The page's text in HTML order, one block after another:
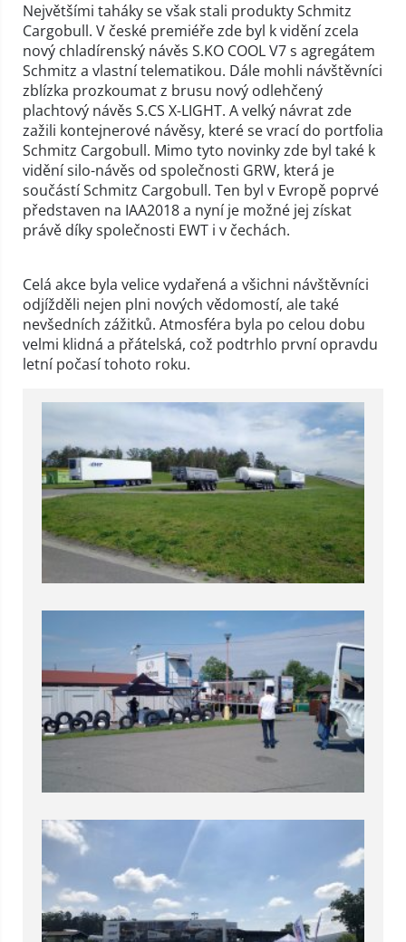
Největšími taháky se však stali produkty Schmitz
Cargobull. V české premiéře zde byl k vidění zcela
nový chladírenský návěs S.KO COOL V7 s agregátem
Schmitz a vlastní telematikou. Dále mohli návštěvníci
zblízka prozkoumat z brusu nový odlehčený
plachtový návěs S.CS X-LIGHT. A velký návrat zde
zažili kontejnerové návěsy, které se vrací do portfolia
Schmitz Cargobull. Mimo tyto novinky zde byl také k
vidění silo-návěs od společnosti GRW, která je
součástí Schmitz Cargobull. Ten byl v Evropě poprvé
představen na IAA2018 a nyní je možné jej získat
právě díky společnosti EWT i v čechách.
Celá akce byla velice vydařená a všichni návštěvníci
odjížděli nejen plni nových vědomostí, ale také
nevšedních zážitků. Atmosféra byla po celou dobu
velmi klidná a přátelská, což podtrhlo první opravdu
letní počasí tohoto roku.